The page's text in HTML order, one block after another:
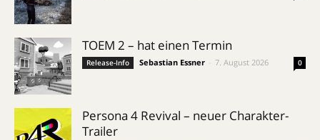
TOEM 2 – hat einen Termin
Release-Info Sebastian Essner 7. August 2026 0
Persona 4 Revival – neuer Charakter-
Trailer